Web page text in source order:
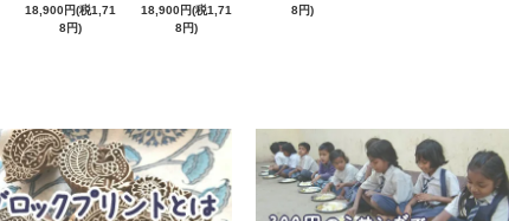
18,900円(税1,71
8円)
18,900円(税1,71
8円)
8円)